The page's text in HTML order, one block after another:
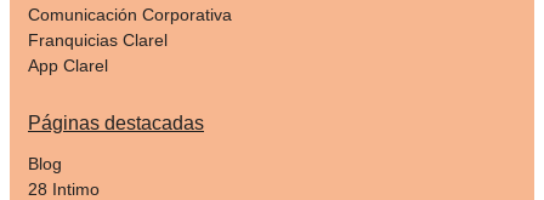
Comunicación Corporativa
Franquicias Clarel
App Clarel
Páginas destacadas
Blog
28 Intimo